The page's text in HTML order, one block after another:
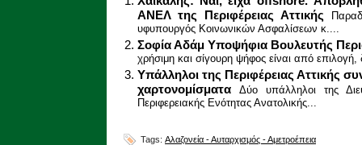
ΑΝΕΛ της Περιφέρειας Αττικής
υφυπουργός Κοινωνικών Ασφαλίσεων κ....
Σοφία Αδάμ Υποψήφια Βουλευτής
χρήσιμη και σίγουρη ψήφος είναι από επιλογή,
Υπάλληλοι της Περιφέρειας Αττικής
χαρτονομίσματα
Δύο υπάλληλοι της
Περιφερειακής Ενότητας Ανατολικής...
Tags: Αλαζονεία - Αυταρχισμός - Αμετροέπεια